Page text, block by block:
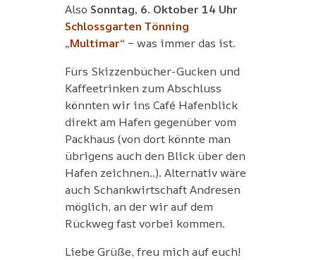
Also Sonntag, 6. Oktober 14 Uhr
Schlossgarten Tönning
„Multimar“ – was immer das ist.
Fürs Skizzenbücher-Gucken und
Kaffeetrinken zum Abschluss
könnten wir ins Café Hafenblick
direkt am Hafen gegenüber vom
Packhaus (von dort könnte man
übrigens auch den Blick über den
Hafen zeichnen..). Alternativ wäre
auch Schankwirtschaft Andresen
möglich, an der wir auf dem
Rückweg fast vorbei kommen.
Liebe Grüße, freu mich auf euch!